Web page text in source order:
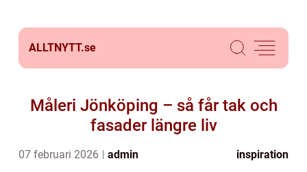
ALLTNYTT.se
Måleri Jönköping – så får tak och
fasader längre liv
07 februari 2026 admin inspiration